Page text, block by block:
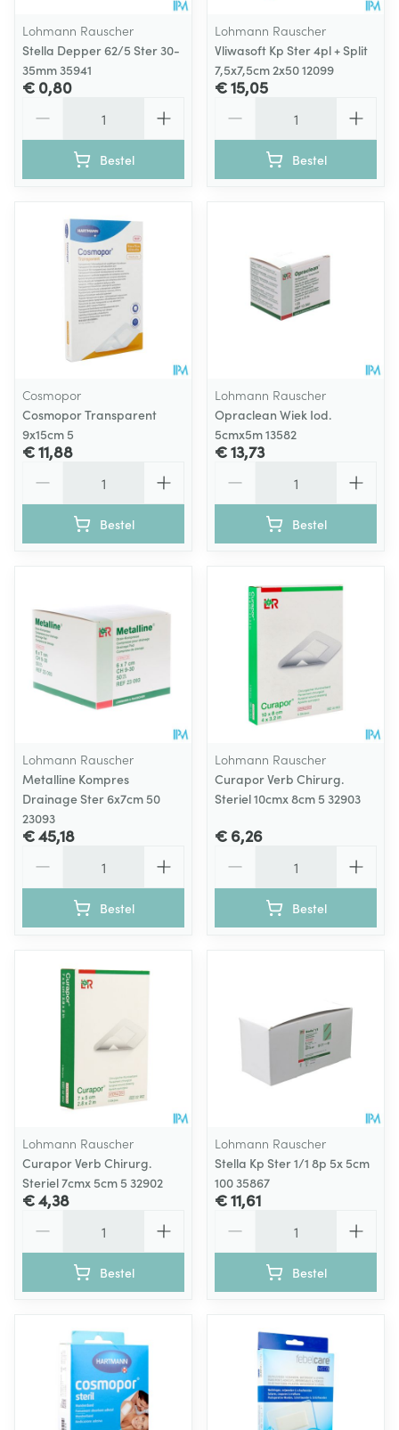
Lohmann Rauscher
Stella Depper 62/5 Ster 30-
35mm 35941
€ 0,80
Bestel
Lohmann Rauscher
Vliwasoft Kp Ster 4pl + Split
7,5x7,5cm 2x50 12099
€ 15,05
Bestel
Cosmopor
Cosmopor Transparent
9x15cm 5
€ 11,88
Bestel
Lohmann Rauscher
Opraclean Wiek Iod.
5cmx5m 13582
€ 13,73
Bestel
Lohmann Rauscher
Metalline Kompres
Drainage Ster 6x7cm 50
23093
€ 45,18
Bestel
Lohmann Rauscher
Curapor Verb Chirurg.
Steriel 10cmx 8cm 5 32903
€ 6,26
Bestel
Lohmann Rauscher
Curapor Verb Chirurg.
Steriel 7cmx 5cm 5 32902
€ 4,38
Bestel
Lohmann Rauscher
Stella Kp Ster 1/1 8p 5x 5cm
100 35867
€ 11,61
Bestel